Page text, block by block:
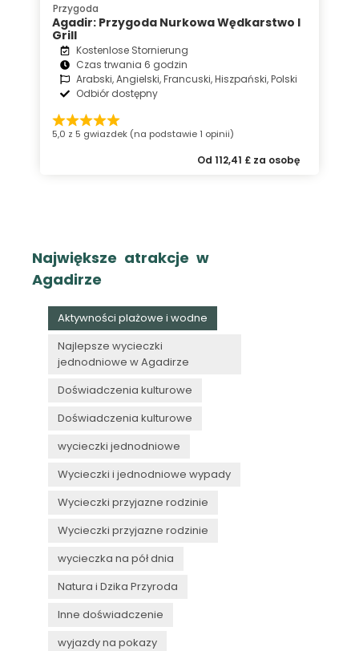
Przygoda
Agadir: Przygoda Nurkowa Wędkarstwo I
Grill
Kostenlose Stornierung
Czas trwania 6 godzin
Arabski, Angielski, Francuski, Hiszpański, Polski
Odbiór dostępny
5,0 z 5 gwiazdek (na podstawie 1 opinii)
Od 112,41 £ za osobę
Największe atrakcje w
Agadirze
Aktywności plażowe i wodne
Najlepsze wycieczki
jednodniowe w Agadirze
Doświadczenia kulturowe
Doświadczenia kulturowe
wycieczki jednodniowe
Wycieczki i jednodniowe wypady
Wycieczki przyjazne rodzinie
Wycieczki przyjazne rodzinie
wycieczka na pół dnia
Natura i Dzika Przyroda
Inne doświadczenie
wyjazdy na pokazy